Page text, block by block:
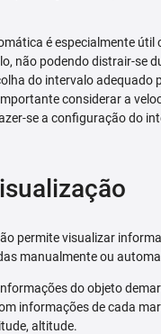
é especialmente útil
não podendo distrair-se
do intervalo adequado
considerar a
se a configuração do
permite visualizar
manualmente ou
do objeto
informações de cada
altitude.